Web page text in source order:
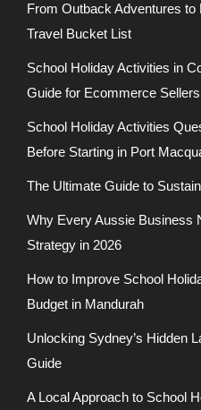
From Outback Adventures
Travel Bucket List
School Holiday Activities in
Guide for Ecommerce Sellers
School Holiday Activities
Before Starting in Port
The Ultimate Guide to
Why Every Aussie Business
Strategy in 2026
How to Improve School
Budget in Mandurah
Unlocking Sydney’s Hidden
Guide
A Local Approach to School